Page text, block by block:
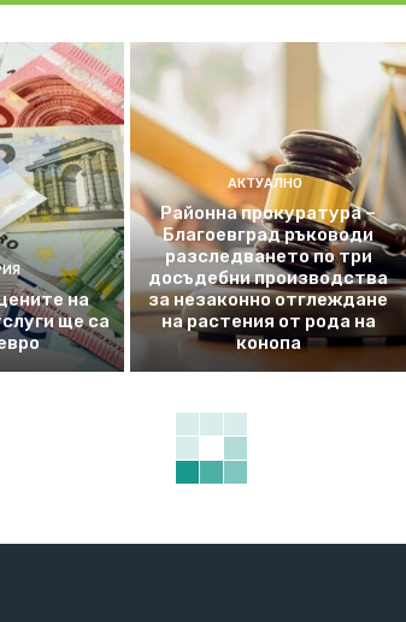
на
ще са
АКТУАЛНО
Районна прокуратура –
Благоевград ръководи
разследването по три
досъдебни производства
за незаконно отглеждане
на растения от рода на
конопа